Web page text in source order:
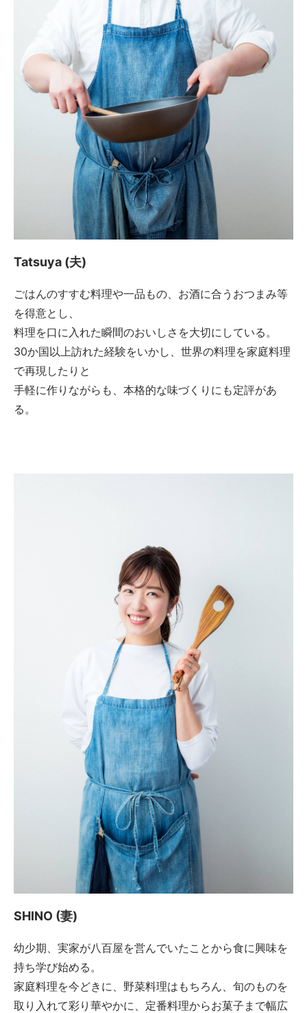
Tatsuya (夫)
ごはんのすすむ料理や一品もの、お酒に合うおつまみ等
を得意とし、
料理を口に入れた瞬間のおいしさを大切にしている。
30か国以上訪れた経験をいかし、世界の料理を家庭料理
で再現したりと
手軽に作りながらも、本格的な味づくりにも定評があ
る。
SHINO (妻)
幼少期、実家が八百屋を営んでいたことから食に興味を
持ち学び始める。
家庭料理を今どきに、野菜料理はもちろん、旬のものを
取り入れて彩り華やかに、定番料理からお菓子まで幅広